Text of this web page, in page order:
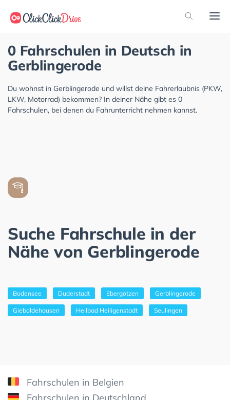
0 Fahrschulen in Deutsch in
Gerblingerode
Du wohnst in Gerblingerode und willst deine Fahrerlaubnis (PKW,
LKW, Motorrad) bekommen? In deiner Nähe gibt es 0
Fahrschulen, bei denen du Fahrunterricht nehmen kannst.
Suche Fahrschule in der
Nähe von Gerblingerode
Bodensee Duderstadt Ebergötzen Gerblingerode
Gieboldehausen Heilbad Heiligenstadt Seulingen
Fahrschulen in Belgien